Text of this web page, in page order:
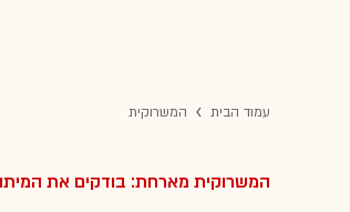
עמוד הבית המשרוקית
המשרוקית מארחת: בודקים את